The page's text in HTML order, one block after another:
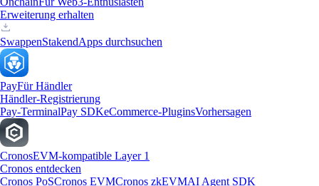
Erweiterung erhalten
SwappenStakendApps durchsuchen
PayFür Händler
Händler-Registrierung
Pay-TerminalPay SDKeCommerce-PluginsVorhersagen
CronosEVM-kompatible Layer 1
Cronos entdecken
Cronos PoSCronos EVMCronos zkEVMAI Agent SDK